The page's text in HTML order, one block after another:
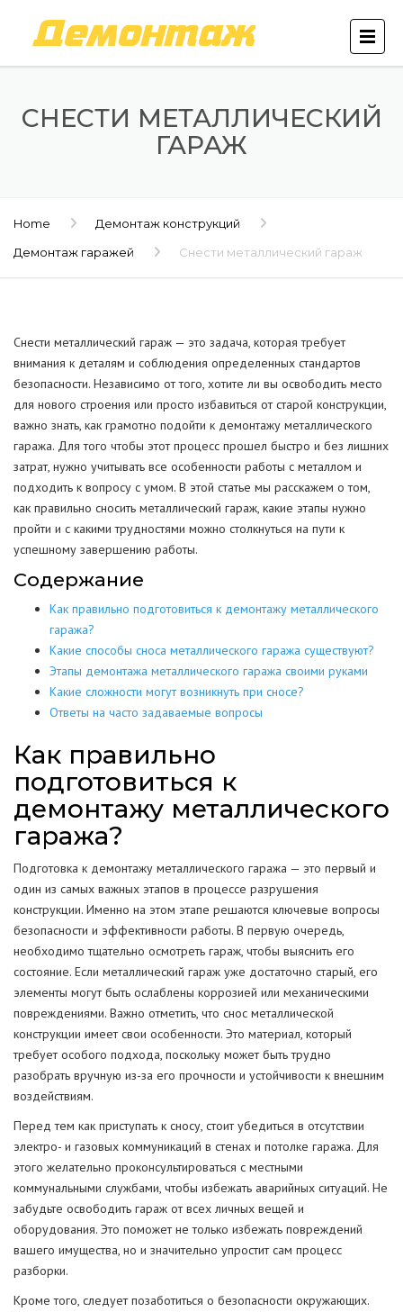
СНЕСТИ МЕТАЛЛИЧЕСКИЙ
ГАРАЖ
Home
Демонтаж конструкций
Демонтаж гаражей
Снести металлический гараж
Снести металлический гараж — это задача, которая требует
внимания к деталям и соблюдения определенных стандартов
безопасности. Независимо от того, хотите ли вы освободить место
для нового строения или просто избавиться от старой конструкции,
важно знать, как грамотно подойти к демонтажу металлического
гаража. Для того чтобы этот процесс прошел быстро и без лишних
затрат, нужно учитывать все особенности работы с металлом и
подходить к вопросу с умом. В этой статье мы расскажем о том,
как правильно сносить металлический гараж, какие этапы нужно
пройти и с какими трудностями можно столкнуться на пути к
успешному завершению работы.
Содержание
Как правильно подготовиться к демонтажу металлического
гаража?
Какие способы сноса металлического гаража существуют?
Этапы демонтажа металлического гаража своими руками
Какие сложности могут возникнуть при сносе?
Ответы на часто задаваемые вопросы
Как правильно
подготовиться к
демонтажу металлического
гаража?
Подготовка к демонтажу металлического гаража — это первый и
один из самых важных этапов в процессе разрушения
конструкции. Именно на этом этапе решаются ключевые вопросы
безопасности и эффективности работы. В первую очередь,
необходимо тщательно осмотреть гараж, чтобы выяснить его
состояние. Если металлический гараж уже достаточно старый, его
элементы могут быть ослаблены коррозией или механическими
повреждениями. Важно отметить, что снос металлической
конструкции имеет свои особенности. Это материал, который
требует особого подхода, поскольку может быть трудно
разобрать вручную из-за его прочности и устойчивости к внешним
воздействиям.
Перед тем как приступать к сносу, стоит убедиться в отсутствии
электро- и газовых коммуникаций в стенах и потолке гаража. Для
этого желательно проконсультироваться с местными
коммунальными службами, чтобы избежать аварийных ситуаций. Не
забудьте освободить гараж от всех личных вещей и
оборудования. Это поможет не только избежать повреждений
вашего имущества, но и значительно упростит сам процесс
разборки.
Кроме того, следует позаботиться о безопасности окружающих.